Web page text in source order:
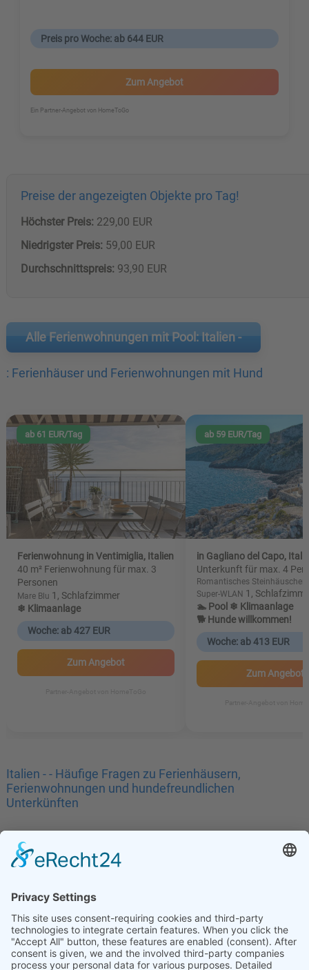
Preis pro Woche: ab 644 EUR
Zum Angebot
Ein Partner-Angebot von HomeToGo
Preise der angezeigten Objekte pro Tag!
Höchster Preis:229,00 EUR
Niedrigster Preis:59,00 EUR
Durchschnittspreis:93,90 EUR
Alle Ferienwohnungen mit Pool: Italien -
: Ferienhäuser und Ferienwohnungen mit Hund
ab 61 EUR/Tag
Ferienwohnung in Ventimiglia, Italien
40 m² Ferienwohnung für max. 3
Personen
Mare Blu 1, Schlafzimmer
❄ Klimaanlage
Woche: ab 427 EUR
Zum Angebot
ab 59 EUR/Tag
in Gagliano del Capo,
Unterkunft für max. 4
Romantisches
Super-WLAN 1,
🏊 Pool ❄ Klimaanlage
🐕 Hunde willkommen!
Woche: ab 413 EUR
Zum Angebot
Italien - - Häufige Fragen zu Ferienhäusern,
Ferienwohnungen und hundefreundlichen
Unterkünften
Impressum| Datenschutz|